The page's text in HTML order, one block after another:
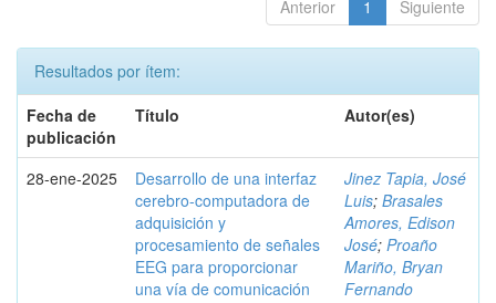
Anterior 1 Siguiente
Resultados por ítem:
Fecha de
publicación
Título Autor(es)
28-ene-2025
Desarrollo de una interfaz
cerebro-computadora de
adquisición y
procesamiento de señales
EEG para proporcionar
una vía de comunicación
Jinez Tapia, José
Luis; Brasales
Amores, Edison
José; Proaño
Mariño, Bryan
Fernando